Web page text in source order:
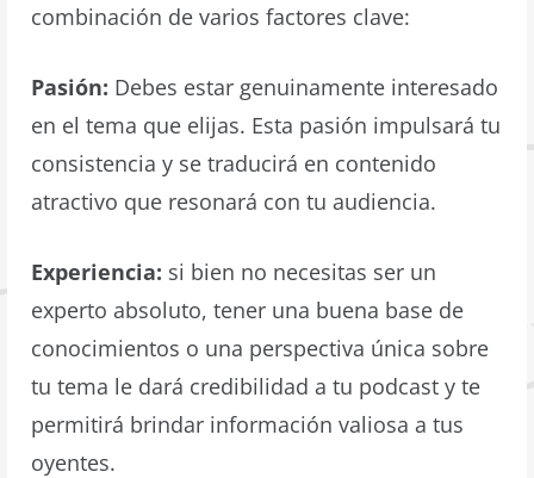
combinación de varios factores clave:
Pasión: Debes estar genuinamente interesado
en el tema que elijas. Esta pasión impulsará tu
consistencia y se traducirá en contenido
atractivo que resonará con tu audiencia.
Experiencia: si bien no necesitas ser un
experto absoluto, tener una buena base de
conocimientos o una perspectiva única sobre
tu tema le dará credibilidad a tu podcast y te
permitirá brindar información valiosa a tus
oyentes.